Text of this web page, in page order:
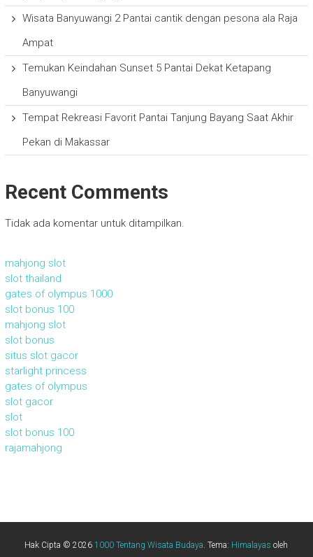
Wisata Banyuwangi 2 Pantai cantik dengan pesona ala Raja
Ampat
Temukan Keindahan Sunset 5 Pantai Dekat Ketapang
Banyuwangi
Tempat Rekreasi Favorit Pantai Tanjung Bayang Saat Akhir
Pekan di Makassar
Recent Comments
Tidak ada komentar untuk ditampilkan.
mahjong slot
slot thailand
gates of olympus 1000
slot bonus 100
mahjong slot
slot bonus
situs slot gacor
starlight princess
gates of olympus
slot gacor
slot
slot bonus 100
rajamahjong
Hak Cipta © 2026 1000 Tentang Wisata Budaya. Tema: Himalayas oleh